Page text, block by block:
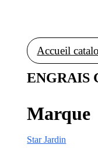
Accueil
ENGRAIS
Marque
Star Jardin